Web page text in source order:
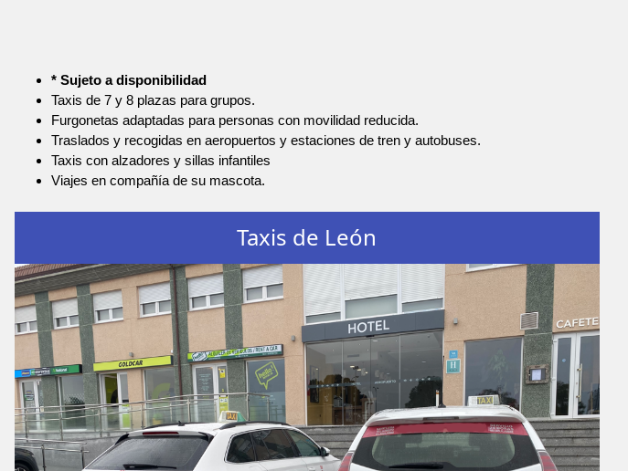
* Sujeto a disponibilidad
Taxis de 7 y 8 plazas para grupos.
Furgonetas adaptadas para personas con movilidad reducida.
Traslados y recogidas en aeropuertos y estaciones de tren y autobuses.
Taxis con alzadores y sillas infantiles
Viajes en compañía de su mascota.
Taxis de León